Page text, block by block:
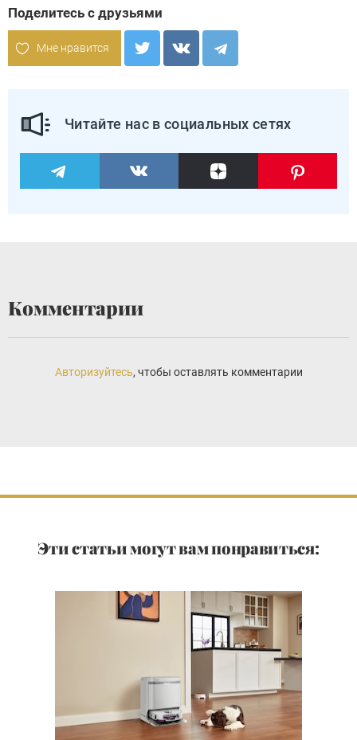
Поделитесь с друзьями
Мне нравится
Читайте нас в социальных сетях
Комментарии
Авторизуйтесь, чтобы оставлять комментарии
Эти статьи могут вам понравиться: